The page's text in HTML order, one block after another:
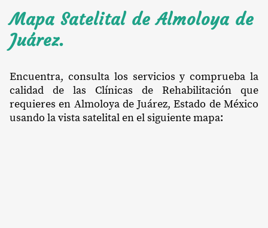
Mapa Satelital de Almoloya de
Juárez.
Encuentra, consulta los servicios y comprueba la
calidad de las Clínicas de Rehabilitación que
requieres en Almoloya de Juárez, Estado de México
usando la vista satelital en el siguiente mapa: